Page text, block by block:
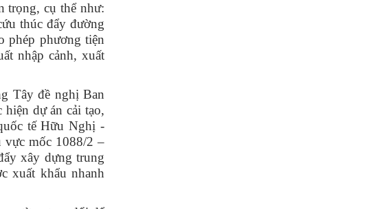
trọng, cụ thể như:
thúc đẩy đường
phép phương tiện
nhập cảnh, xuất
Tây đề nghị Ban
dự án cải tạo,
tế Hữu Nghị -
vực mốc 1088/2 –
xây dựng trung
xuất khẩu nhanh